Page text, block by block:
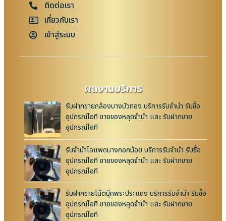
ติดต่อเรา
เกี่ยวกับเรา
เข้าสู่ระบบ
ผลงานบริการ
รับฝากขายกล้องบางบัวทอง บริการรับจำนำ รับซื้อ
อุปกรณ์ไอที ขายของหลุดจำนำ และ รับฝากขาย
อุปกรณ์ไอที
รับจำนำไอแพดบางกอกน้อย บริการรับจำนำ รับซื้อ
อุปกรณ์ไอที ขายของหลุดจำนำ และ รับฝากขาย
อุปกรณ์ไอที
รับฝากขายโน๊ตบุ๊คพระประแดง บริการรับจำนำ รับซื้อ
อุปกรณ์ไอที ขายของหลุดจำนำ และ รับฝากขาย
อุปกรณ์ไอที